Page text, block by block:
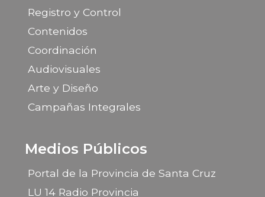
Registro y Control
Contenidos
Coordinación
Audiovisuales
Arte y Diseño
Campañas Integrales
Medios Públicos
Portal de la Provincia de Santa Cruz
LU 14 Radio Provincia